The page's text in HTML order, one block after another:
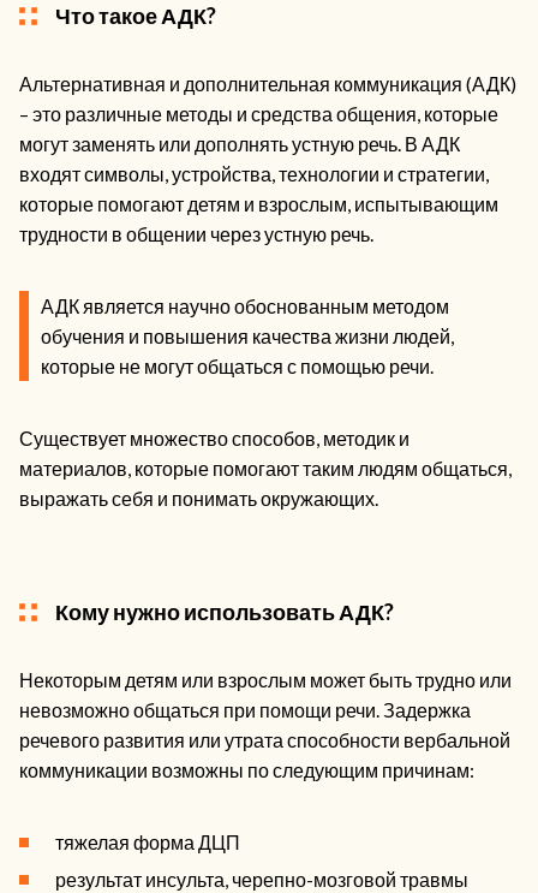
Что такое АДК?
Альтернативная и дополнительная коммуникация (АДК)
– это различные методы и средства общения, которые
могут заменять или дополнять устную речь. В АДК
входят символы, устройства, технологии и стратегии,
которые помогают детям и взрослым, испытывающим
трудности в общении через устную речь.
АДК является научно обоснованным методом
обучения и повышения качества жизни людей,
которые не могут общаться с помощью речи.
Существует множество способов, методик и
материалов, которые помогают таким людям общаться,
выражать себя и понимать окружающих.
Кому нужно использовать АДК?
Некоторым детям или взрослым может быть трудно или
невозможно общаться при помощи речи. Задержка
речевого развития или утрата способности вербальной
коммуникации возможны по следующим причинам:
тяжелая форма ДЦП
результат инсульта, черепно-мозговой травмы